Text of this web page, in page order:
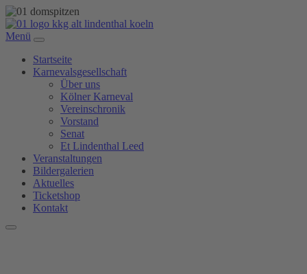
Menü
Startseite
Karnevalsgesellschaft
Über uns
Kölner Karneval
Vereinschronik
Vorstand
Senat
Et Lindenthal Leed
Veranstaltungen
Bildergalerien
Aktuelles
Ticketshop
Kontakt